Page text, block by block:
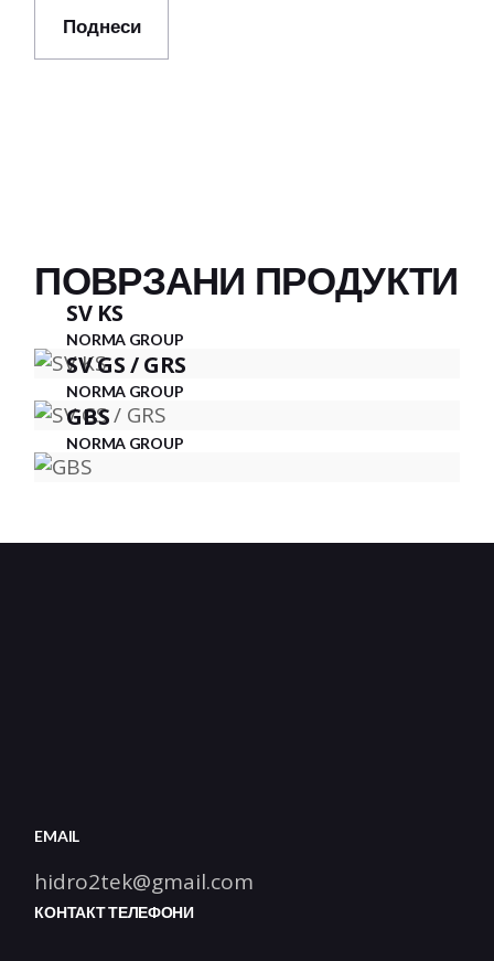
Поднеси
ПОВРЗАНИ ПРОДУКТИ
SV KS
NORMA GROUP
SV GS / GRS
NORMA GROUP
GBS
NORMA GROUP
EMAIL
hidro2tek@gmail.com
КОНТАКТ ТЕЛЕФОНИ